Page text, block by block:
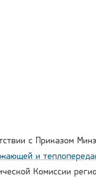
с Приказом
и
Комиссии